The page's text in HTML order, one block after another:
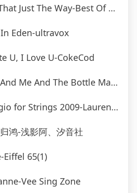
The Way-Best Of Hits (最佳点击率)
In Eden-ultravox
U, I Love U-CokeCod
3 Tonight (Baby) [made popular by Big Bad Voodoo Daddy] [vocal version]
for Strings 2009-Laurent Wolf
鸿-浅影阿、汐音社
Eiffel 65(1)
Vee Sing Zone